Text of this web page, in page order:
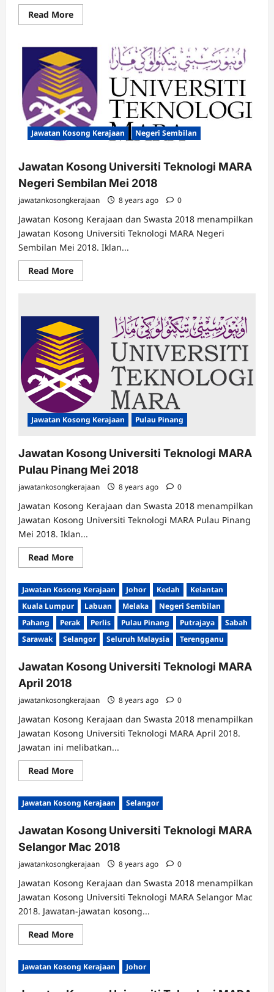
Read MoreRead
more
Kosong
Universiti
Teknologi
MARA
Johor
Jun
2018
Jawatan Kosong Kerajaan Negeri Sembilan
Jawatan Kosong Universiti Teknologi MARA
Negeri Sembilan Mei 2018
jawatankosongkerajaan 8 years ago 0
Jawatan Kosong Kerajaan dan Swasta 2018 menampilkan
Jawatan Kosong Universiti Teknologi MARA Negeri
Sembilan Mei 2018. Iklan...
Read MoreRead
more
MARA
Negeri
Sembilan
Mei
2018
Jawatan Kosong Kerajaan Pulau Pinang
Jawatan Kosong Universiti Teknologi MARA
Pulau Pinang Mei 2018
jawatankosongkerajaan 8 years ago 0
Jawatan Kosong Kerajaan dan Swasta 2018 menampilkan
Jawatan Kosong Universiti Teknologi MARA Pulau Pinang
Mei 2018. Iklan...
Read MoreRead
more
Jawatan
Kosong
Universiti
Teknologi
MARA
Pulau
Pinang
Mei
Jawatan Kosong Kerajaan Johor Kedah
Kelantan
Kuala Lumpur
Labuan Melaka
Negeri Sembilan
Pahang
Perak Perlis Pulau Pinang Putrajaya
Sabah
Sarawak
Selangor Seluruh Malaysia Terengganu
Jawatan Kosong Universiti Teknologi MARA
April 2018
jawatankosongkerajaan 8 years ago 0
Jawatan Kosong Kerajaan dan Swasta 2018 menampilkan
Jawatan Kosong Universiti Teknologi MARA April 2018.
Jawatan ini melibatkan...
Read MoreRead
more
Jawatan
Kosong
Universiti
MARA
April
2018
Jawatan Kosong Kerajaan Selangor
Jawatan Kosong Universiti Teknologi MARA
Selangor Mac 2018
jawatankosongkerajaan 8 years ago 0
Jawatan Kosong Kerajaan dan Swasta 2018 menampilkan
Jawatan Kosong Universiti Teknologi MARA Selangor Mac
2018. Jawatan-jawatan kosong...
Read MoreRead
more
Jawatan
Kosong
Universiti
Jawatan Kosong Kerajaan Johor